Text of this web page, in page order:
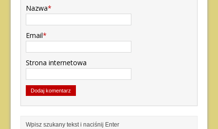
Nazwa*
Email*
Strona internetowa